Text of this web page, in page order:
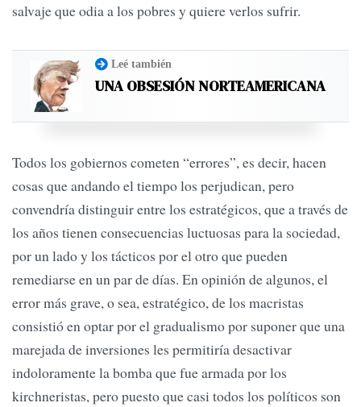
salvaje que odia a los pobres y quiere verlos sufrir.
Leé también
UNA OBSESIÓN NORTEAMERICANA
Todos los gobiernos cometen “errores”, es decir, hacen
cosas que andando el tiempo los perjudican, pero
convendría distinguir entre los estratégicos, que a través de
los años tienen consecuencias luctuosas para la sociedad,
por un lado y los tácticos por el otro que pueden
remediarse en un par de días. En opinión de algunos, el
error más grave, o sea, estratégico, de los macristas
consistió en optar por el gradualismo por suponer que una
marejada de inversiones les permitiría desactivar
indoloramente la bomba que fue armada por los
kirchneristas, pero puesto que casi todos los políticos son